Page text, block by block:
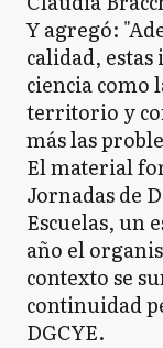
Y agregó:
calidad,
ciencia como
territorio y
más las
El material
Jornadas de
Escuelas, un
año el
contexto se
continuidad
DGCYE.